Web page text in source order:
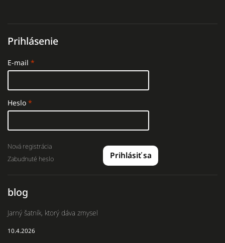
Prihlásenie
E-mail
Heslo
Prihlásiť sa
Nová registrácia
Zabudnuté heslo
blog
Jarný šatník, ktorý dáva zmysel
10.4.2026